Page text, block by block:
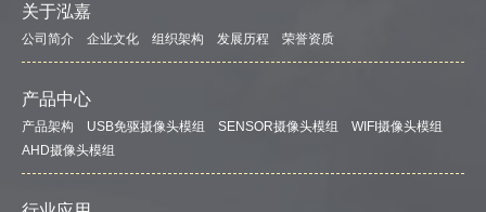
关于泓嘉
公司简介 企业文化 组织架构 发展历程 荣誉资质
产品中心
产品架构 USB免驱摄像头模组 SENSOR摄像头模组
WIFI摄像头模组
AHD摄像头模组